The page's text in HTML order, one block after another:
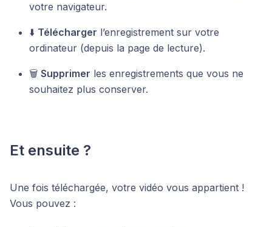
votre navigateur.
⬇️ Télécharger l’enregistrement sur votre
ordinateur (depuis la page de lecture).
🗑️ Supprimer les enregistrements que vous ne
souhaitez plus conserver.
Et ensuite ?
Une fois téléchargée, votre vidéo vous appartient !
Vous pouvez :